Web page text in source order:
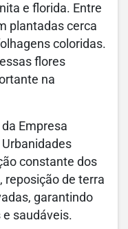
e florida. Entre
plantadas cerca
coloridas.
flores
na
Empresa
constante dos
reposição de terra
garantindo
saudáveis.